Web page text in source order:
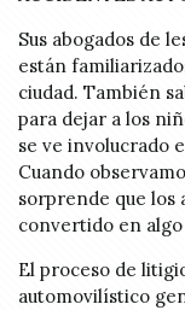
Sus abogados de
están
ciudad. También
para dejar a los
se ve involucrado
Cuando
sorprende que los
convertido en algo
El proceso de
automovilístico